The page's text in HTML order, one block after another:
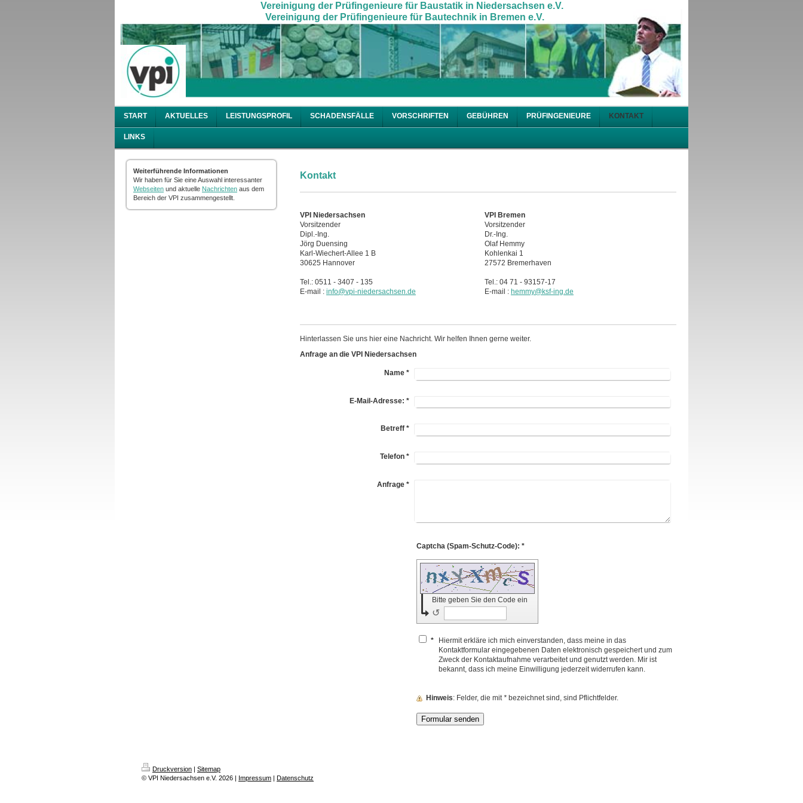
Vereinigung der Prüfingenieure für Baustatik in Niedersachsen e.V.
Vereinigung der Prüfingenieure für Bautechnik in Bremen e.V.
START AKTUELLES LEISTUNGSPROFIL SCHADENSFÄLLE VORSCHRIFTEN GEBÜHREN PRÜFINGENIEURE KONTAKT
LINKS
Weiterführende Informationen
Wir haben für Sie eine Auswahl interessanter
Webseiten und aktuelle Nachrichten aus dem
Bereich der VPI zusammengestellt.
Kontakt
VPI Niedersachsen
VPI Bremen
Vorsitzender
Dipl.-Ing.
Jörg Duensing
Karl-Wiechert-Allee 1 B
30625 Hannover
Tel.: 0511 - 3407 - 135
E-mail : info@vpi-niedersachsen.de
Vorsitzender
Dr.-Ing.
Olaf Hemmy
Kohlenkai 1
27572 Bremerhaven
Tel.: 04 71 - 93157-17
E-mail : hemmy@ksf-ing.de
Hinterlassen Sie uns hier eine Nachricht. Wir helfen Ihnen gerne weiter.
Anfrage an die VPI Niedersachsen
Name*
E-Mail-Adresse: *
Betreff*
Telefon*
Anfrage*
Captcha (Spam-Schutz-Code): *
Bitte geben Sie den Code ein
↺
*
Hiermit erkläre ich mich einverstanden, dass meine in das
Kontaktformular eingegebenen Daten elektronisch gespeichert und zum
Zweck der Kontaktaufnahme verarbeitet und genutzt werden. Mir ist
bekannt, dass ich meine Einwilligung jederzeit widerrufen kann.
Hinweis : Felder, die mit* bezeichnet sind, sind Pflichtfelder.
Druckversion | Sitemap
© VPI Niedersachsen e.V. 2026 | Impressum | Datenschutz